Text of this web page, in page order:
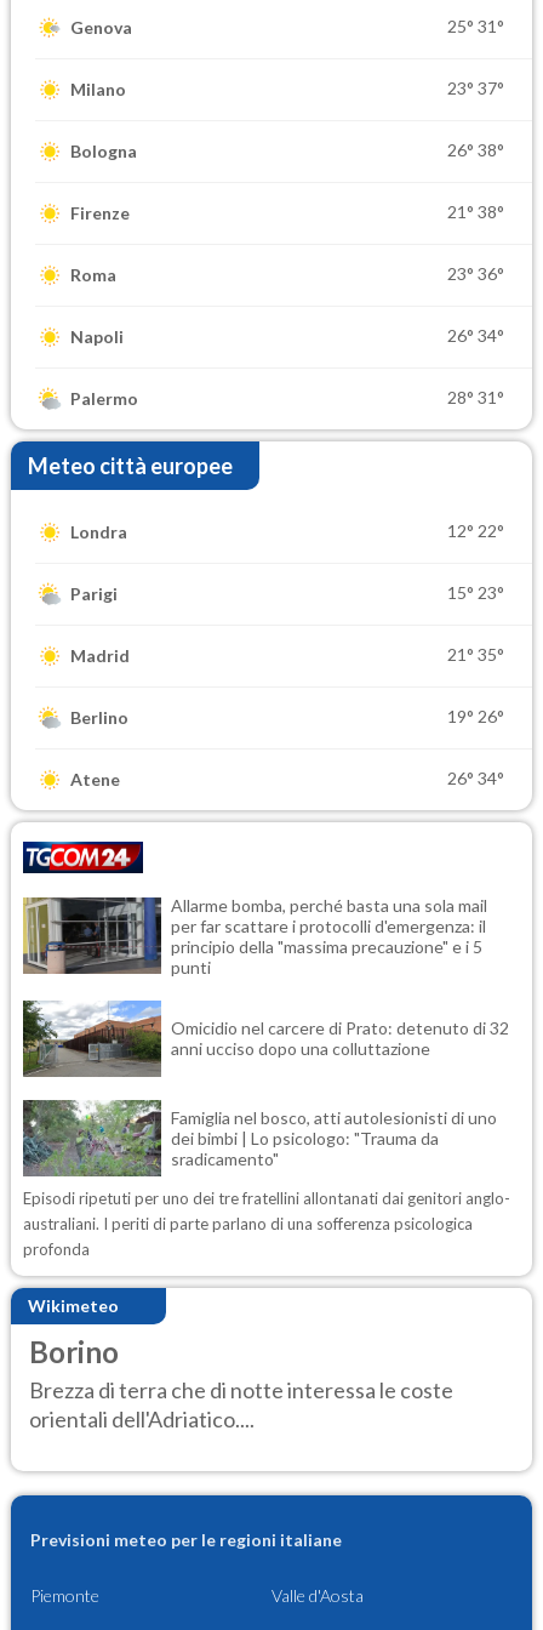
Genova 25° 31°
Milano 23° 37°
Bologna 26° 38°
Firenze 21° 38°
Roma 23° 36°
Napoli 26° 34°
Palermo 28° 31°
Meteo città europee
Londra 12° 22°
Parigi 15° 23°
Madrid 21° 35°
Berlino 19° 26°
Atene 26° 34°
Allarme bomba, perché basta una sola mail
per far scattare i protocolli d'emergenza: il
principio della "massima precauzione" e i 5
punti
Omicidio nel carcere di Prato: detenuto di 32
anni ucciso dopo una colluttazione
Famiglia nel bosco, atti autolesionisti di uno
dei bimbi | Lo psicologo: "Trauma da
sradicamento"
Episodi ripetuti per uno dei tre fratellini allontanati dai genitori anglo-
australiani. I periti di parte parlano di una sofferenza psicologica
profonda
Wikimeteo
Borino
Brezza di terra che di notte interessa le coste
orientali dell'Adriatico....
Previsioni meteo per le regioni italiane
Piemonte Valle d'Aosta